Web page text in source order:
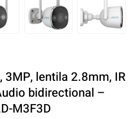
3MP, lentila 2.8mm, IR
bidirectional –
M3F3D